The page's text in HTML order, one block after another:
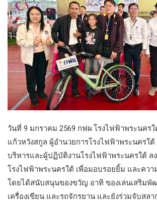
วันที่ 9 มกราคม 2569 กฟผ.โรงไฟฟ้าพระนคร
แก้วหวังสกูล ผู้อำนวยการโรงไฟฟ้าพระนครใ
บริหารและผู้ปฏิบัติงานโรงไฟฟ้าพระนครใต้ ล
โรงไฟฟ้าพระนครใต้ เพื่อมอบรอยยิ้ม และควา
โดยได้สนับสนุนของขวัญ อาทิ ของเล่นเสริมพั
เครื่องเขียน และรถจักรยาน และยังร่วมจับสล